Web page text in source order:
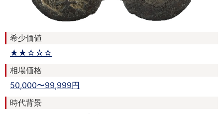
希少価値
★★☆☆☆
相場価格
50,000〜99,999円
時代背景